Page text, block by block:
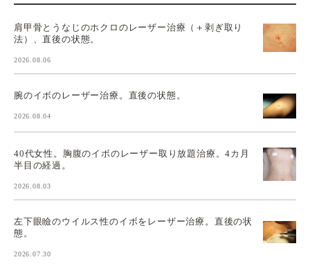
肩甲骨とうなじのホクロのレーザー治療（＋剥ぎ取り
法）、直後の状態。
2026.08.06
腕のイボのレーザー治療。直後の状態。
2026.08.04
40代女性。胸腹のイボのレーザー取り放題治療。4カ月
半目の経過。
2026.08.03
左下眼瞼のウイルス性のイボをレーザー治療。直後の状
態。
2026.07.30